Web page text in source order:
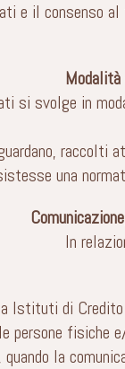
e il consenso
si svolge in
raccolti
una
In
Istituti di Credito
persone fisiche
quando la